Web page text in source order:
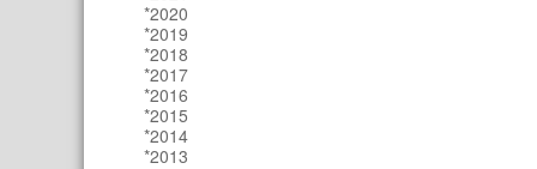
*2020
*2019
*2018
*2017
*2016
*2015
*2014
*2013